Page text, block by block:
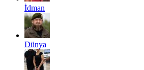
İdman
Dünya